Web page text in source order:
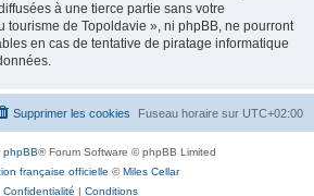
à une tierce partie sans votre
tourisme de Topoldavie », ni phpBB, ne pourront
en cas de tentative de piratage informatique
Fuseau horaire sur UTC+02:00
Supprimer les cookies
phpBB® Forum Software © phpBB Limited
française officielle ©Miles Cellar
Confidentialité | Conditions